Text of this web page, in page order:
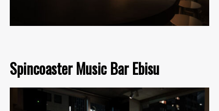
Spincoaster Music Bar Ebisu